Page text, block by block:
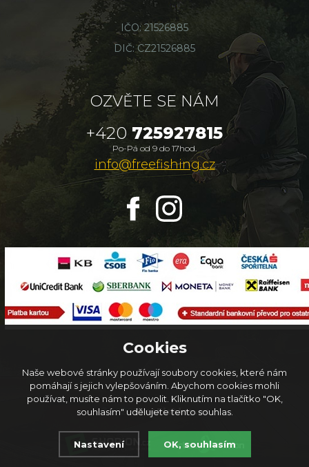
IČO: 21526885
DIČ: CZ21526885
OZVĚTE SE NÁM
+420 725927815
Po-Pá od 9 do 17hod.
info@freefishing.cz
© 2026FreeFishing.cz
Cookies
Naše webové stránky používají soubory cookies, které nám
pomáhají s jejich vylepšováním. Abychom cookies mohli
používat, musíte nám to povolit. Kliknutím na tlačítko "OK,
souhlasím" udělujete tento souhlas.
Nastavení OK, souhlasím